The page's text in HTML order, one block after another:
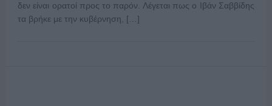
δεν είναι ορατοί προς το παρόν. Λέγεται πως ο Ιβάν Σαββίδης
τα βρήκε με την κυβέρνηση, […]